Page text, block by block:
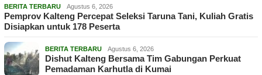
BERITA TERBARU Agustus 6, 2026
Pemprov Kalteng Percepat Seleksi Taruna Tani, Kuliah Gratis
Disiapkan untuk 178 Peserta
BERITA TERBARU Agustus 6, 2026
Dishut Kalteng Bersama Tim Gabungan Perkuat
Pemadaman Karhutla di Kumai